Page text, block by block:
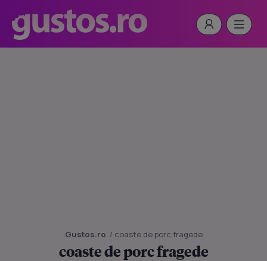
Gustos.ro / coaste de porc fragede
coaste de porc fragede